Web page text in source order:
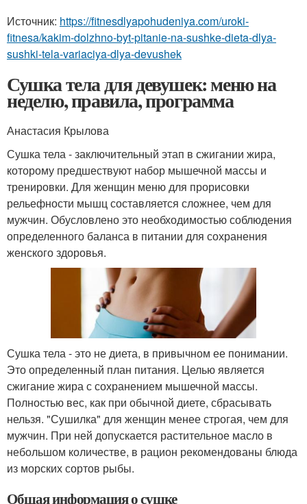
Источник: https://fitnesdlyapohudeniya.com/uroki-
fitnesa/kakim-dolzhno-byt-pitanie-na-sushke-dieta-dlya-
sushki-tela-variaciya-dlya-devushek
Сушка тела для девушек: меню на
неделю, правила, программа
Анастасия Крылова
Сушка тела - заключительный этап в сжигании жира,
которому предшествуют набор мышечной массы и
тренировки. Для женщин меню для прорисовки
рельефности мышц составляется сложнее, чем для
мужчин. Обусловлено это необходимостью соблюдения
определенного баланса в питании для сохранения
женского здоровья.
Сушка тела - это не диета, в привычном ее понимании.
Это определенный план питания. Целью является
сжигание жира с сохранением мышечной массы.
Полностью вес, как при обычной диете, сбрасывать
нельзя. "Сушилка" для женщин менее строгая, чем для
мужчин. При ней допускается растительное масло в
небольшом количестве, в рацион рекомендованы блюда
из морских сортов рыбы.
Общая информация о сушке